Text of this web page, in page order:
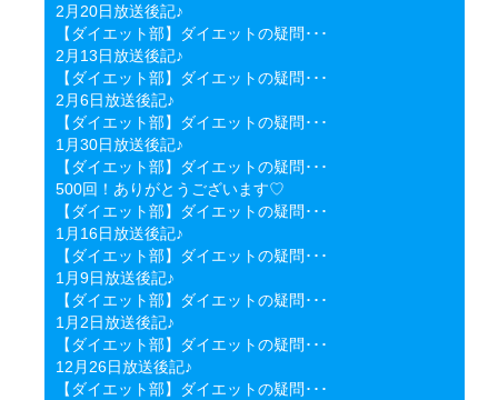
2月20日放送後記♪
【ダイエット部】ダイエットの疑問･･･
2月13日放送後記♪
【ダイエット部】ダイエットの疑問･･･
2月6日放送後記♪
【ダイエット部】ダイエットの疑問･･･
1月30日放送後記♪
【ダイエット部】ダイエットの疑問･･･
500回！ありがとうございます♡
【ダイエット部】ダイエットの疑問･･･
1月16日放送後記♪
【ダイエット部】ダイエットの疑問･･･
1月9日放送後記♪
【ダイエット部】ダイエットの疑問･･･
1月2日放送後記♪
【ダイエット部】ダイエットの疑問･･･
12月26日放送後記♪
【ダイエット部】ダイエットの疑問･･･